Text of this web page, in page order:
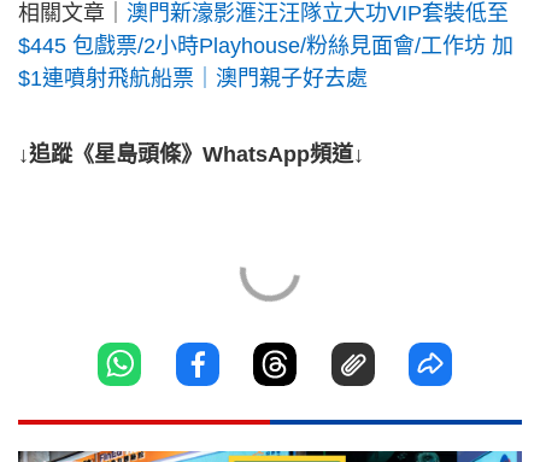
相關文章｜ 澳門新濠影滙汪汪隊立大功VIP套裝低至
$445 包戲票/2小時Playhouse/粉絲見面會/工作坊 加
$1連噴射飛航船票｜澳門親子好去處
↓追蹤《星島頭條》WhatsApp頻道↓